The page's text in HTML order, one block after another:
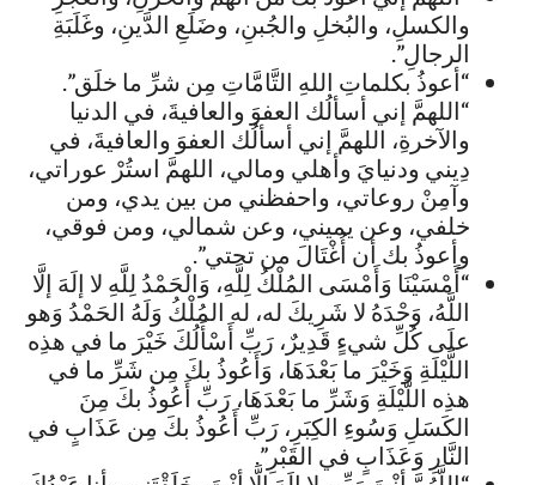
والكسلِ، والبُخلِ والجُبنِ، وضَلَعِ الدَّينِ، وغَلَبَةِ
الرجالِ”.
“أعوذُ بكلماتِ اللهِ التَّامَّاتِ مِن شرِّ ما خلَق”.
“اللهمَّ إني أسألُك العفوَ والعافيةَ، في الدنيا
والآخرةِ، اللهمَّ إني أسألُك العفوَ والعافيةَ، في
دِيني ودنيايَ وأهلي ومالي، اللهمَّ استُرْ عوراتي،
وآمِنْ روعاتي، واحفظني من بين يدي، ومن
خلفي، وعن يميني، وعن شمالي، ومن فوقي،
وأعوذُ بك أن أُغْتَالَ من تحتي”.
“أَمْسَيْنَا وَأَمْسَى المُلْكُ لِلَّهِ، وَالْحَمْدُ لِلَّهِ لا إلَهَ إلَّا
اللَّهُ، وَحْدَهُ لا شَرِيكَ له، له المُلْكُ وَلَهُ الحَمْدُ وَهو
علَى كُلِّ شيءٍ قَدِيرٌ، رَبِّ أَسْأَلُكَ خَيْرَ ما في هذِه
اللَّيْلَةِ وَخَيْرَ ما بَعْدَهَا، وَأَعُوذُ بكَ مِن شَرِّ ما في
هذِه اللَّيْلَةِ وَشَرِّ ما بَعْدَهَا، رَبِّ أَعُوذُ بكَ مِنَ
الكَسَلِ وَسُوءِ الكِبَرِ، رَبِّ أَعُوذُ بكَ مِن عَذَابٍ في
النَّارِ وَعَذَابٍ في القَبْرِ”.